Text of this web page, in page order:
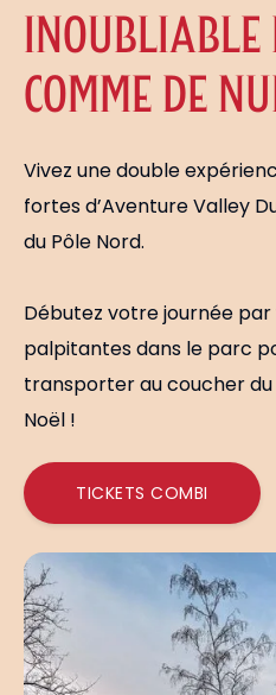
INOUBLIABLE
COMME DE
Vivez une double
fortes d’Aventure Valley
du Pôle Nord.
Débutez votre journée
palpitantes dans le parc
transporter au coucher du
Noël !
TICKETS COMBI